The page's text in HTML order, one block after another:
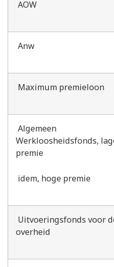
AOW
Anw
Maximum premieloon
Algemeen
Werkloosheidsfonds,
premie
idem, hoge premie
Uitvoeringsfonds voor
overheid